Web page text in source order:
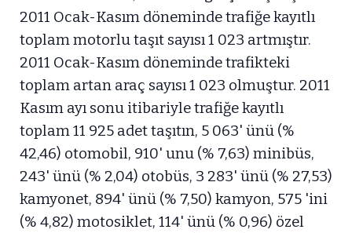
2011 Ocak-Kasım döneminde trafiğe kayıtlı
toplam motorlu taşıt sayısı 1 023 artmıştır.
2011 Ocak-Kasım döneminde trafikteki
toplam artan araç sayısı 1 023 olmuştur. 2011
Kasım ayı sonu itibariyle trafiğe kayıtlı
toplam 11 925 adet taşıtın, 5 063' ünü (%
42,46) otomobil, 910' unu (% 7,63) minibüs,
243' ünü (% 2,04) otobüs, 3 283' ünü (% 27,53)
kamyonet, 894' ünü (% 7,50) kamyon, 575 'ini
(% 4,82) motosiklet, 114' ünü (% 0,96) özel